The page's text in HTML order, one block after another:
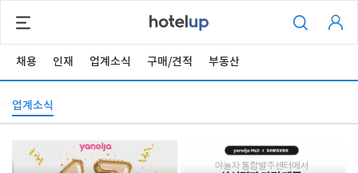
채용 인재 업계소식 구매/견적 부동산
업계소식